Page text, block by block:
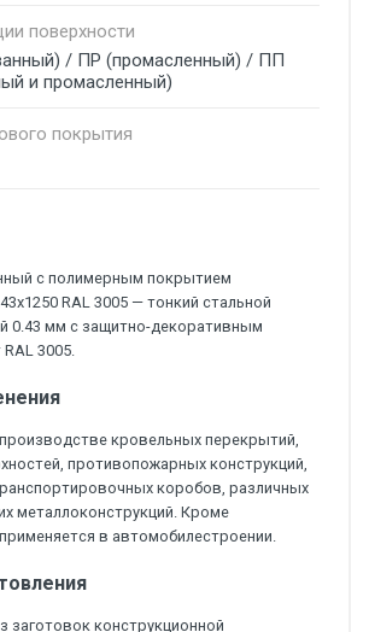
поверхности
/ ПР (промасленный) / ПП
и промасленный)
покрытия
с полимерным покрытием
RAL 3005 — тонкий стальной
0.43 мм с защитно-декоративным
3005.
кровельных перекрытий,
противопожарных конструкций,
коробов, различных
металлоконструкций. Кроме
в автомобилестроении.
заготовок конструкционной